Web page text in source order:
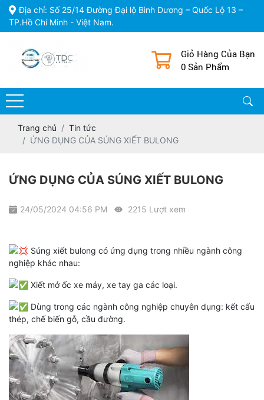
Địa chỉ: Số 25/14 Đường Đại lộ Bình Dương – Quốc Lộ 13 –
TP.Hồ Chí Minh - Việt Nam.
Giỏ Hàng Của Bạn
0 Sản Phẩm
Trang chủ
Tin tức
ỨNG DỤNG CỦA SÚNG XIẾT BULONG
ỨNG DỤNG CỦA SÚNG XIẾT BULONG
24/05/2024 04:56 PM 2215 Lượt xem
Súng xiết bulong có ứng dụng trong nhiều ngành công
nghiệp khác nhau:
Xiết mở ốc xe máy, xe tay ga các loại.
Dùng trong các ngành công nghiệp chuyên dụng: kết cấu
thép, chế biến gỗ, cầu đường.